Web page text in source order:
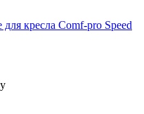
для кресла Comf-pro Speed